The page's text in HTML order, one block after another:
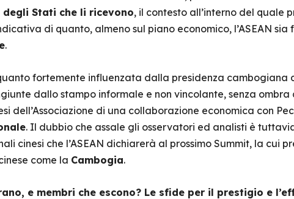
Stati che li ricevono, il contesto all’interno del quale
di quanto, almeno sul piano economico, l’ASEAN sia
.
fortemente influenzata dalla presidenza cambogiana
dallo stampo informale e non vincolante, senza
dell’Associazione di una collaborazione economica con
. Il dubbio che assale gli osservatori ed analisti è
cinesi che l’ASEAN dichiarerà al prossimo Summit, la cui
come la Cambogia.
e membri che escono? Le sfide per il prestigio e